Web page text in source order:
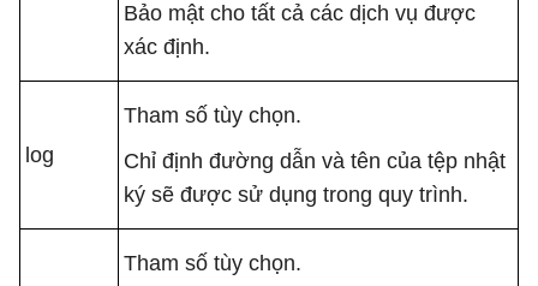
Bảo mật cho tất cả các dịch vụ được
xác định.
log
Tham số tùy chọn.
Chỉ định đường dẫn và tên của tệp nhật
ký sẽ được sử dụng trong quy trình.
Tham số tùy chọn.